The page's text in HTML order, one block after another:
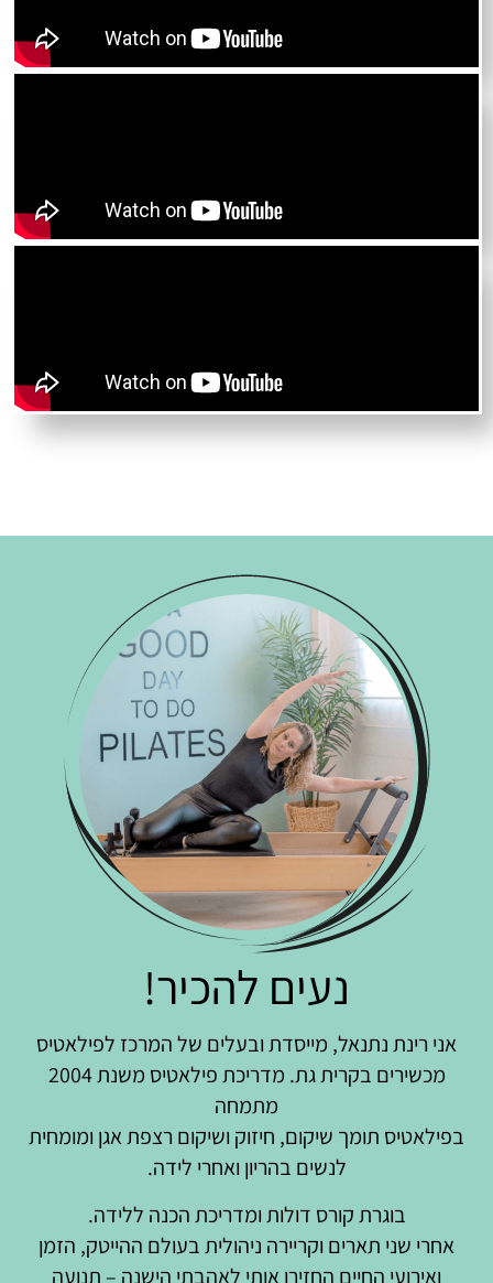
נעים להכיר!
אני רינת נתנאל, מייסדת ובעלים של המרכז לפילאטיס
מכשירים בקרית גת. מדריכת פילאטיס משנת 2004
מתמחה
בפילאטיס תומך שיקום, חיזוק ושיקום רצפת אגן ומומחית
לנשים בהריון ואחרי לידה.
בוגרת קורס דולות ומדריכת הכנה ללידה.
אחרי שני תארים וקריירה ניהולית בעולם ההייטק, הזמן
ואירועי החיים החזירו אותי לאהבתי הישנה – תנועה